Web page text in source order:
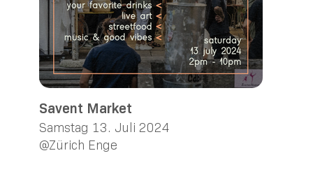
Savent Market
Samstag 13. Juli 2024
@Zürich Enge